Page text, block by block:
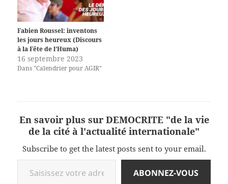
Fabien Roussel: inventons
les jours heureux (Discours
à la Fête de l’Huma)
16 septembre 2023
Dans "Calendrier pour AGIR"
En savoir plus sur DEMOCRITE "de la vie
de la cité à l'actualité internationale"
Subscribe to get the latest posts sent to your email.
Saisissez votre adresse e-mail…
ABONNEZ-VOUS